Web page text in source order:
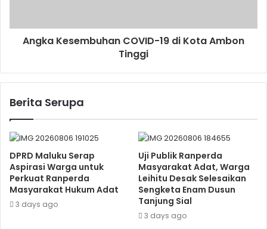
Angka Kesembuhan COVID-19 di Kota Ambon
Tinggi
Berita Serupa
DPRD Maluku Serap
Aspirasi Warga untuk
Perkuat Ranperda
Masyarakat Hukum Adat
3 days ago
Uji Publik Ranperda
Masyarakat Adat, Warga
Leihitu Desak Selesaikan
Sengketa Enam Dusun
Tanjung Sial
3 days ago